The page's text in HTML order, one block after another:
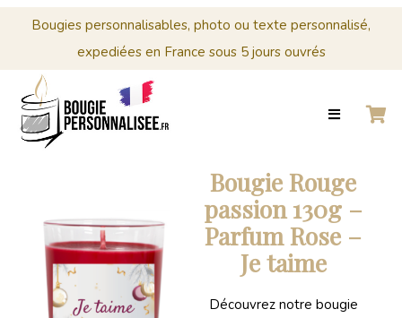
Bougies personnalisables, photo ou texte personnalisé,
expediées en France sous 5 jours ouvrés
Menu
ACCUEIL
CRÉER
VOTRE
CÉRÉMONIES
Cérémonies
BOUGIES
MARIAGE
PERSONNALISÉES
PROFESSIONNELS
CONTACT
0 Panier
Panier
Bougie Rouge
passion 130g –
Parfum Rose –
Je taime
Découvrez notre bougie